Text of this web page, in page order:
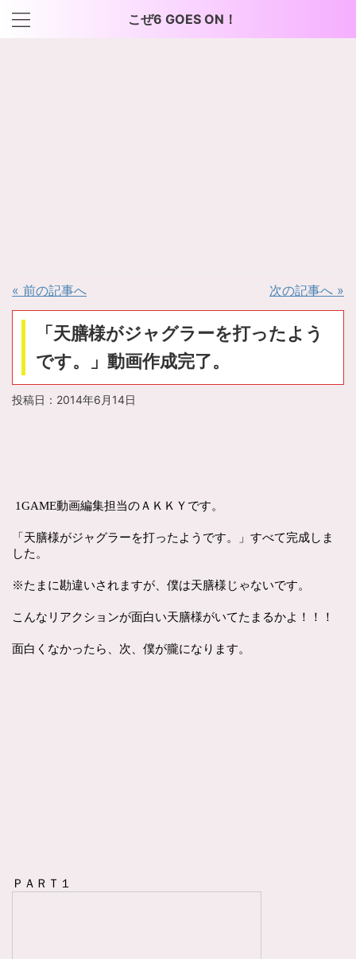
こぜ6 GOES ON！
« 前の記事へ 次の記事へ »
「天膳様がジャグラーを打ったよう
です。」動画作成完了。
投稿日： 2014年6月14日
1GAME動画編集担当のＡＫＫＹです。
「天膳様がジャグラーを打ったようです。」すべて完成しま
した。
※たまに勘違いされますが、僕は天膳様じゃないです。
こんなリアクションが面白い天膳様がいてたまるかよ！！！
面白くなかったら、次、僕が朧になります。
ＰＡＲＴ１